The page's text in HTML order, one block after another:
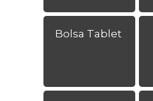
Bolsa Tablet